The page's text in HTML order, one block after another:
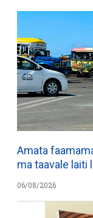
Amata
ma taavale laiti
06/08/2026